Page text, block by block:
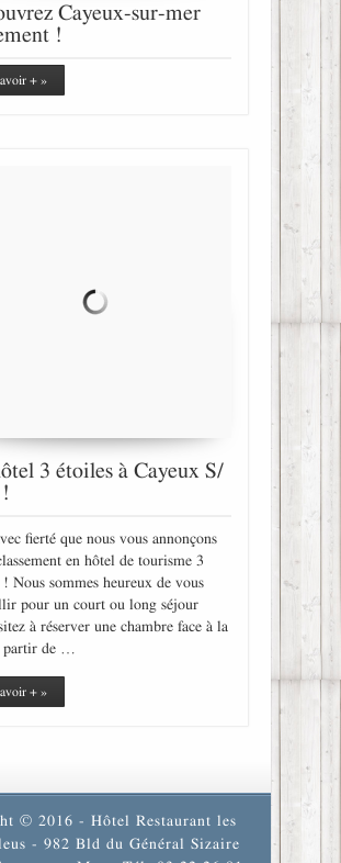
Cayeux-sur-mer
!
+ »
3 étoiles à Cayeux S/
fierté que nous vous annonçons
en hôtel de tourisme 3
Nous sommes heureux de vous
pour un court ou long séjour
à réserver une chambre face à la
partir de …
+ »
© 2016 - Hôtel Restaurant les
- 982 Bld du Général Sizaire